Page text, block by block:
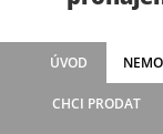
ÚVOD
CHCI PRODAT